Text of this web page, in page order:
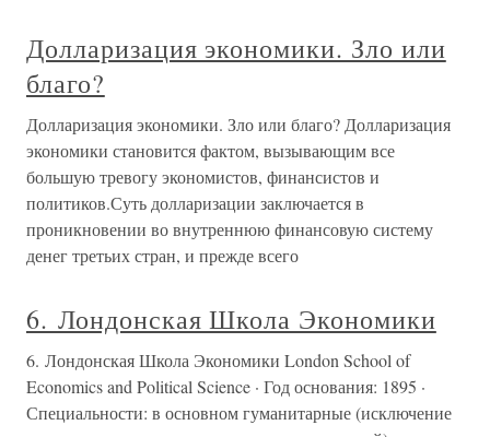
Долларизация экономики. Зло или
благо?
Долларизация экономики. Зло или благо? Долларизация
экономики становится фактом, вызывающим все
большую тревогу экономистов, финансистов и
политиков.Суть долларизации заключается в
проникновении во внутреннюю финансовую систему
денег третьих стран, и прежде всего
6. Лондонская Школа Экономики
6. Лондонская Школа Экономики London School of
Economics and Political Science · Год основания: 1895 ·
Специальности: в основном гуманитарные (исключение